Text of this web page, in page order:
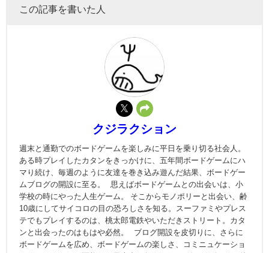
この記事を書いた人
クジラクション
週末と通勤でのボードゲームを楽しみに平日を乗り切る社会人。
ある時プレイしたカタンをきっかけに、五年間ボードゲームにハ
マり続け、毎週のように友達を巻き込み遊んだ結果、ボードゲー
ムブログの開設に至る。 思えばボードゲームとの出会いは、小
学校の時にやった人生ゲーム。 そこからモノポリーと出会い、齢
10歳にしてサイコロの目の恐ろしさを知る。スーファミやプレス
テでもプレイするのは、桃太郎電鉄やいただきストリート。カタ
ンと出会ったのはもはや必然。 ブログ開設を皮切りに、さらに
ボードゲームを広め、ボードゲームの楽しさ、コミニュケーショ